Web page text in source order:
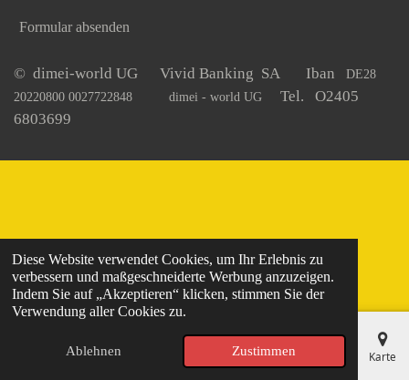
Diese Website verwendet Cookies, um Ihr Erlebnis zu
verbessern und maßgeschneiderte Werbung anzuzeigen.
Indem Sie auf „Akzeptieren“ klicken, stimmen Sie der
Verwendung aller Cookies zu.
Ablehnen Zustimmen
Formular absenden
© dimei-world UG Vivid Banking SA Iban
DE28
20220800 0027722848 dimei - world UG Tel. O2405
6803699
E-Mail Telefon Karte